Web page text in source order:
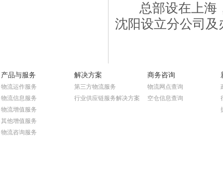
总部设在上海，
沈阳设立分公司
产品与服务
物流运作服务
物流信息服务
物流增值服务
其他增值服务
物流咨询服务
解决方案
第三方物流服务
行业供应链服务解决方案
商务咨询
物流网点查询
空仓信息查询